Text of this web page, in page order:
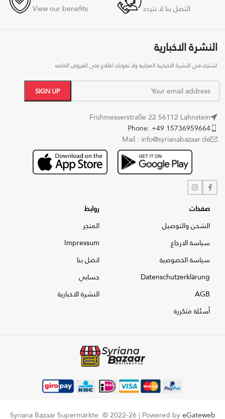
التصل بنا لا تتردد
View our benefits
النشرة الاخبارية
اشترك في النشرة الاخبارية المجانية ولا تفوتك اطلاع على العروض الخاصه
Frühmesserstraße 22 56112 Lahnstein
Phone: +49 15736959664
Mail : info@syrianabazaar.de
صفحات
الشحن والتوصيل
سياسة الارجاع
سياسة الخصوصية
Datenschutzerklärung
AGB
أسئلة متكررة
روابط
المتجر
Impressum
اتصل بنا
حسابي
النشرة الاخبارية
Syriana Bazaar Supermärkte © 2022-26 | Powered byeGateweb